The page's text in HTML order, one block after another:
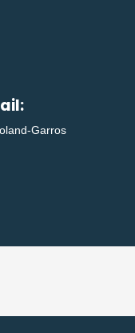
Garros